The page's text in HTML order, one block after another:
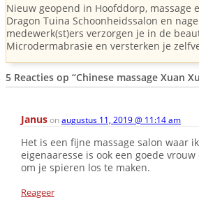
Nieuw geopend in Hoofddorp, massage
Dragon Tuina Schoonheidssalon en
medewerk(st)ers verzorgen je in de
Microdermabrasie en versterken je
5 Reacties op “Chinese massage Xuan
Janusonaugustus 11, 2019 @ 11:14 am
Het is een fijne massage salon waar
eigenaaresse is ook een goede
om je spieren los te maken.
Reageer